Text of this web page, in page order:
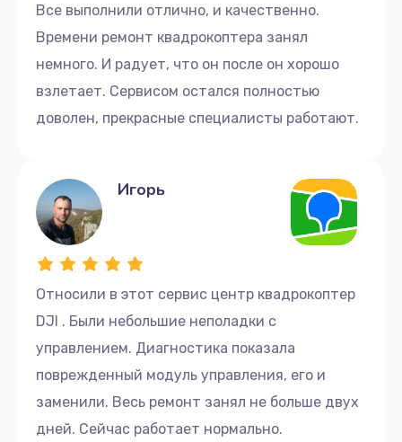
Все выполнили отлично, и качественно.
Времени ремонт квадрокоптера занял
немного. И радует, что он после он хорошо
взлетает. Сервисом остался полностью
доволен, прекрасные специалисты работают.
Относили в этот сервис центр квадрокоптер
DJI . Были небольшие неполадки с
управлением. Диагностика показала
поврежденный модуль управления, его и
заменили. Весь ремонт занял не больше двух
дней. Сейчас работает нормально.
Игорь